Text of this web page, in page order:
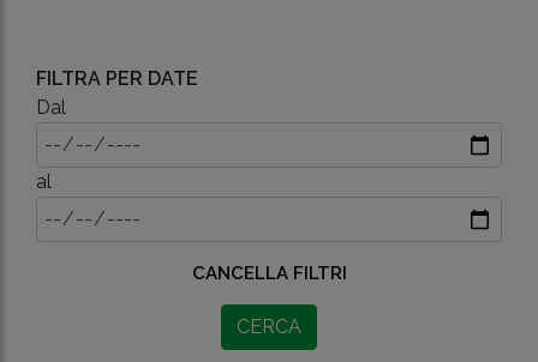
FILTRA PER DATE
Dal
al
CANCELLA FILTRI
CERCA